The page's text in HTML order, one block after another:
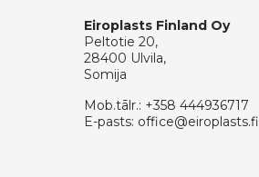
Eiroplasts Finland Oy
Peltotie 20,
28400 Ulvila,
Somija
Mob.tālr.: +358 444936717
E-pasts: office@eiroplasts.fi